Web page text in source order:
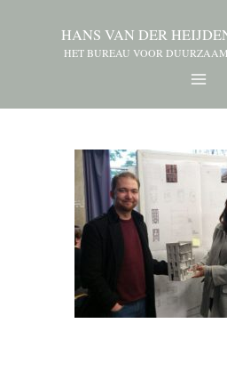
HANS VAN DER
HET BUREAU VOOR